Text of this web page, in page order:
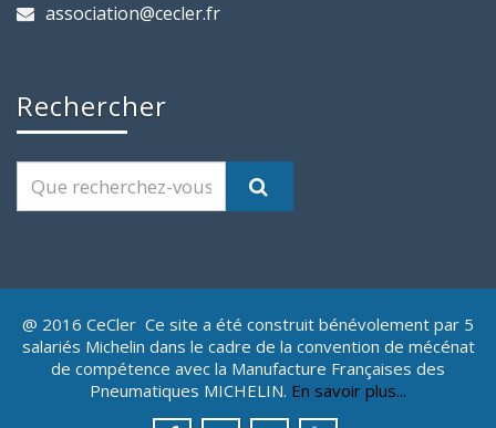
association@cecler.fr
Rechercher
@ 2016 CeCler Ce site a été construit bénévolement par 5
salariés Michelin dans le cadre de la convention de mécénat
de compétence avec la Manufacture Françaises des
Pneumatiques MICHELIN. En savoir plus...